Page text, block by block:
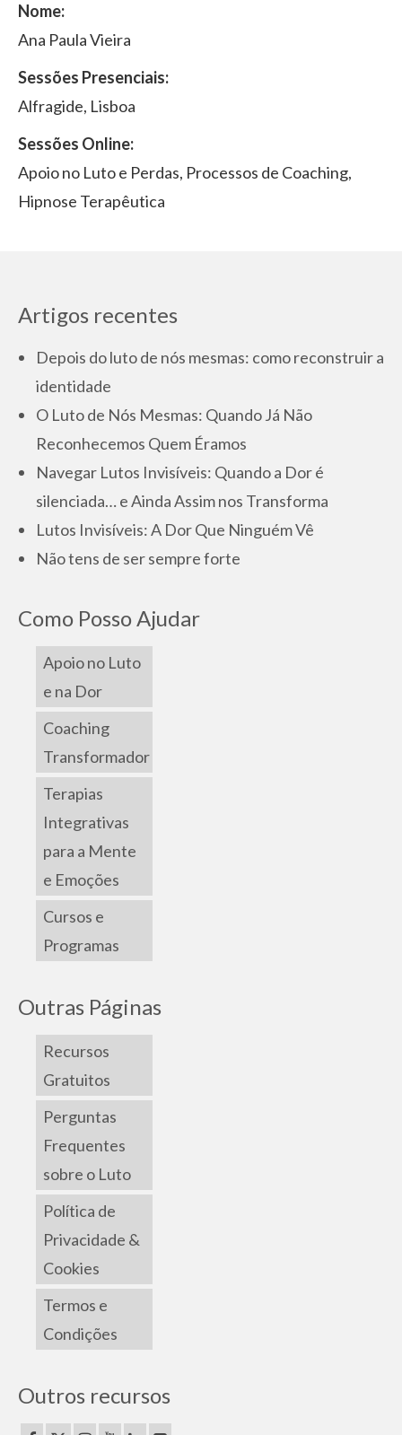
Nome:
Ana Paula Vieira
Sessões Presenciais:
Alfragide, Lisboa
Sessões Online:
Apoio no Luto e Perdas, Processos de Coaching,
Hipnose Terapêutica
Artigos recentes
Depois do luto de nós mesmas: como reconstruir a
identidade
O Luto de Nós Mesmas: Quando Já Não
Reconhecemos Quem Éramos
Navegar Lutos Invisíveis: Quando a Dor é
silenciada… e Ainda Assim nos Transforma
Lutos Invisíveis: A Dor Que Ninguém Vê
Não tens de ser sempre forte
Como Posso Ajudar
Apoio no Luto
e na Dor
Coaching
Transformador
Terapias
Integrativas
para a Mente
e Emoções
Cursos e
Programas
Outras Páginas
Recursos
Gratuitos
Perguntas
Frequentes
sobre o Luto
Política de
Privacidade &
Cookies
Termos e
Condições
Outros recursos